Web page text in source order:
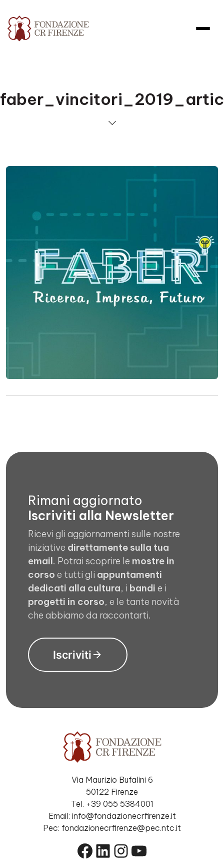
Rimani aggiornato
Iscriviti alla Newsletter
Ricevi gli aggiornamenti sulle nostre
iniziative direttamente sulla tua
email. Potrai scoprire le mostre in
corso e tutti gli appuntamenti
dedicati alla cultura, i bandi e i
progetti in corso, e le tante novità
che abbiamo da raccontarti.
Iscriviti
Via Maurizio Bufalini 6
50122 Firenze
Tel. +39 055 5384001
Email: info@fondazionecrfirenze.it
Pec: fondazionecrfirenze@pec.ntc.it
Facebook
LinkedIn
Instagram
YouTube